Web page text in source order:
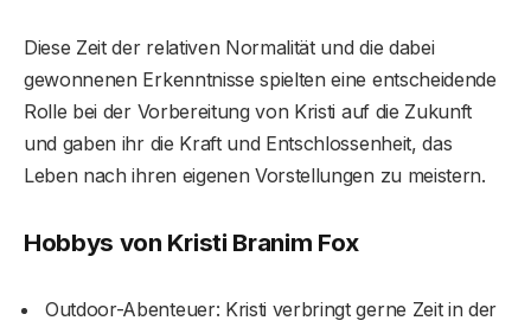
Diese Zeit der relativen Normalität und die dabei
gewonnenen Erkenntnisse spielten eine entscheidende
Rolle bei der Vorbereitung von Kristi auf die Zukunft
und gaben ihr die Kraft und Entschlossenheit, das
Leben nach ihren eigenen Vorstellungen zu meistern.
Hobbys von Kristi Branim Fox
Outdoor-Abenteuer: Kristi verbringt gerne Zeit in der